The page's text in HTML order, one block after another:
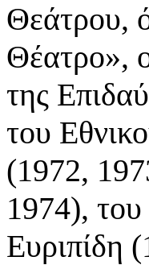
Θεάτρου,
Θέατρο»,
της
του
(1972,
1974),
Ευριπίδη